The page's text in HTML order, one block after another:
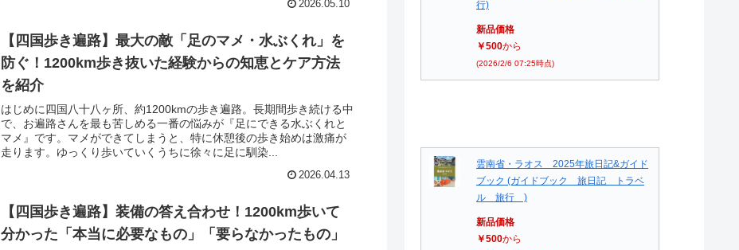
2026.05.10
【四国歩き遍路】最大の敵「足のマメ・水ぶくれ」を
防ぐ！1200km歩き抜いた経験からの知恵とケア方法
を紹介
はじめに四国八十八ヶ所、約1200kmの歩き遍路。長期間歩き続ける中
で、お遍路さんを最も苦しめる一番の悩みが『足にできる水ぶくれと
マメ』です。マメができてしまうと、特に休憩後の歩き始めは激痛が
走ります。ゆっくり歩いていくうちに徐々に足に馴染...
2026.04.13
【四国歩き遍路】装備の答え合わせ！1200km歩いて
分かった「本当に必要なもの」「要らなかったもの」
行)
新品価格
￥500から
(2026/2/6 07:25時点)
雲南省・ラオス 2025年旅日記&ガイド
ブック (ガイドブック 旅日記 トラベ
ル 旅行 )
新品価格
￥500から